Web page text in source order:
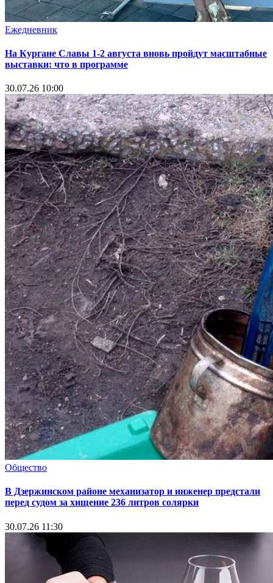
Ежедневник
На Кургане Славы 1-2 августа вновь пройдут масштабные
выставки: что в программе
30.07.26 10:00
Общество
В Дзержинском районе механизатор и инженер предстали
перед судом за хищение 236 литров солярки
30.07.26 11:30